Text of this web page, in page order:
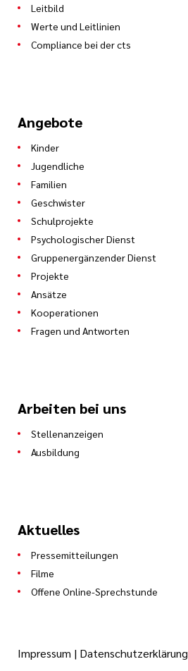
Leitbild
Werte und Leitlinien
Compliance bei der cts
Angebote
Kinder
Jugendliche
Familien
Geschwister
Schulprojekte
Psychologischer Dienst
Gruppenergänzender Dienst
Projekte
Ansätze
Kooperationen
Fragen und Antworten
Arbeiten bei uns
Stellenanzeigen
Ausbildung
Aktuelles
Pressemitteilungen
Filme
Offene Online-Sprechstunde
Impressum | Datenschutzerklärung